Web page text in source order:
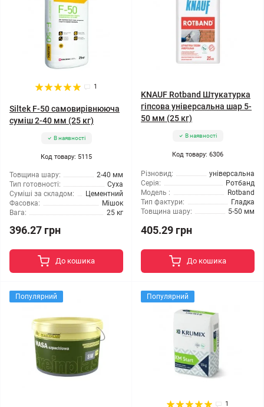
1
Siltek F-50 самовирівнююча
суміш 2-40 мм (25 кг)
В наявності
Код товару: 5115
Товщина шару:
2-40 мм
Тип готовності:
Суха
Суміші за складом:
Цементний
Фасовка:
Мішок
Вага:
25 кг
396.27 грн
До кошика
KNAUF Rotband Штукатурка
гіпсова універсальна шар 5-
50 мм (25 кг)
В наявності
Код товару: 6306
Різновид:
універсальна
Серія:
Ротбанд
Модель :
Rotband
Тип фактури:
Гладка
Товщина шару:
5-50 мм
405.29 грн
До кошика
Популярний Популярний
1